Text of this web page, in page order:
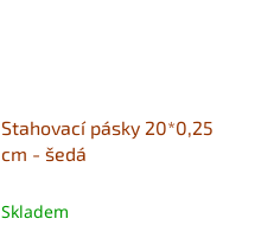
Stahovací pásky 20*0,25
cm - šedá
Skladem